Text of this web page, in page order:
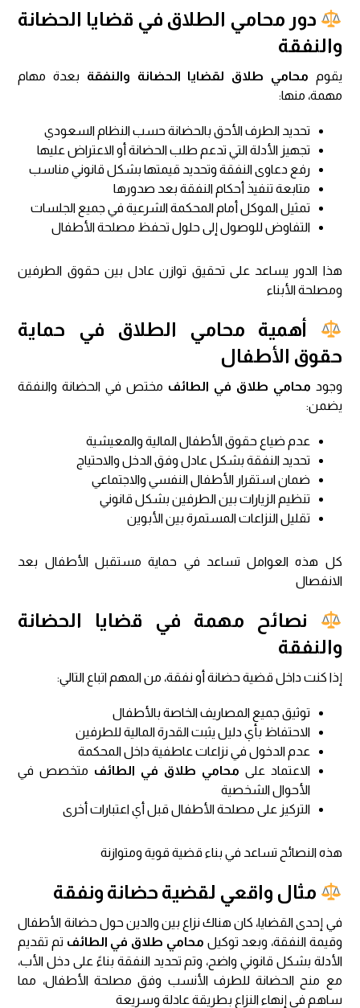
دور محامي الطلاق في قضايا الحضانة
والنفقة
يقوم محامي طلاق لقضايا الحضانة والنفقة بعدة مهام
مهمة، منها:
تحديد الطرف الأحق بالحضانة حسب النظام السعودي
تجهيز الأدلة التي تدعم طلب الحضانة أو الاعتراض عليها
رفع دعاوى النفقة وتحديد قيمتها بشكل قانوني مناسب
متابعة تنفيذ أحكام النفقة بعد صدورها
تمثيل الموكل أمام المحكمة الشرعية في جميع الجلسات
التفاوض للوصول إلى حلول تحفظ مصلحة الأطفال
هذا الدور يساعد على تحقيق توازن عادل بين حقوق الطرفين
ومصلحة الأبناء
أهمية محامي الطلاق في حماية
حقوق الأطفال
وجود محامي طلاق في الطائف مختص في الحضانة والنفقة
يضمن:
عدم ضياع حقوق الأطفال المالية والمعيشية
تحديد النفقة بشكل عادل وفق الدخل والاحتياج
ضمان استقرار الأطفال النفسي والاجتماعي
تنظيم الزيارات بين الطرفين بشكل قانوني
تقليل النزاعات المستمرة بين الأبوين
كل هذه العوامل تساعد في حماية مستقبل الأطفال بعد
الانفصال
نصائح مهمة في قضايا الحضانة
والنفقة
إذا كنت داخل قضية حضانة أو نفقة، من المهم اتباع التالي:
توثيق جميع المصاريف الخاصة بالأطفال
الاحتفاظ بأي دليل يثبت القدرة المالية للطرفين
عدم الدخول في نزاعات عاطفية داخل المحكمة
الاعتماد على محامي طلاق في الطائف متخصص في
الأحوال الشخصية
التركيز على مصلحة الأطفال قبل أي اعتبارات أخرى
هذه النصائح تساعد في بناء قضية قوية ومتوازنة
مثال واقعي لقضية حضانة ونفقة
في إحدى القضايا، كان هناك نزاع بين والدين حول حضانة الأطفال
وقيمة النفقة، وبعد توكيل محامي طلاق في الطائف تم تقديم
الأدلة بشكل قانوني واضح، وتم تحديد النفقة بناءً على دخل الأب،
مع منح الحضانة للطرف الأنسب وفق مصلحة الأطفال، مما
ساهم في إنهاء النزاع بطريقة عادلة وسريعة